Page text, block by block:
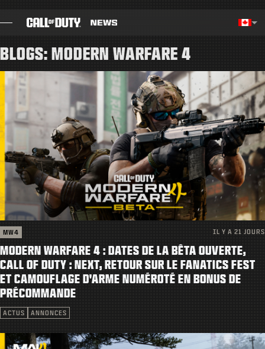
BILLET
NOTES DE CORRECTIF
JEUX
BOUTIQUE
ESPORTS
ASSISTANCE
CONNEXION |S'INSCRIRE
BLOGS: MODERN WARFARE 4
MW4 IL Y A 21 JOURS
MODERN WARFARE 4 : DATES DE LA BÊTA OUVERTE,
CALL OF DUTY : NEXT, RETOUR SUR LE FANATICS FEST
ET CAMOUFLAGE D'ARME NUMÉROTÉ EN BONUS DE
PRÉCOMMANDE
ACTUS ANNONCES